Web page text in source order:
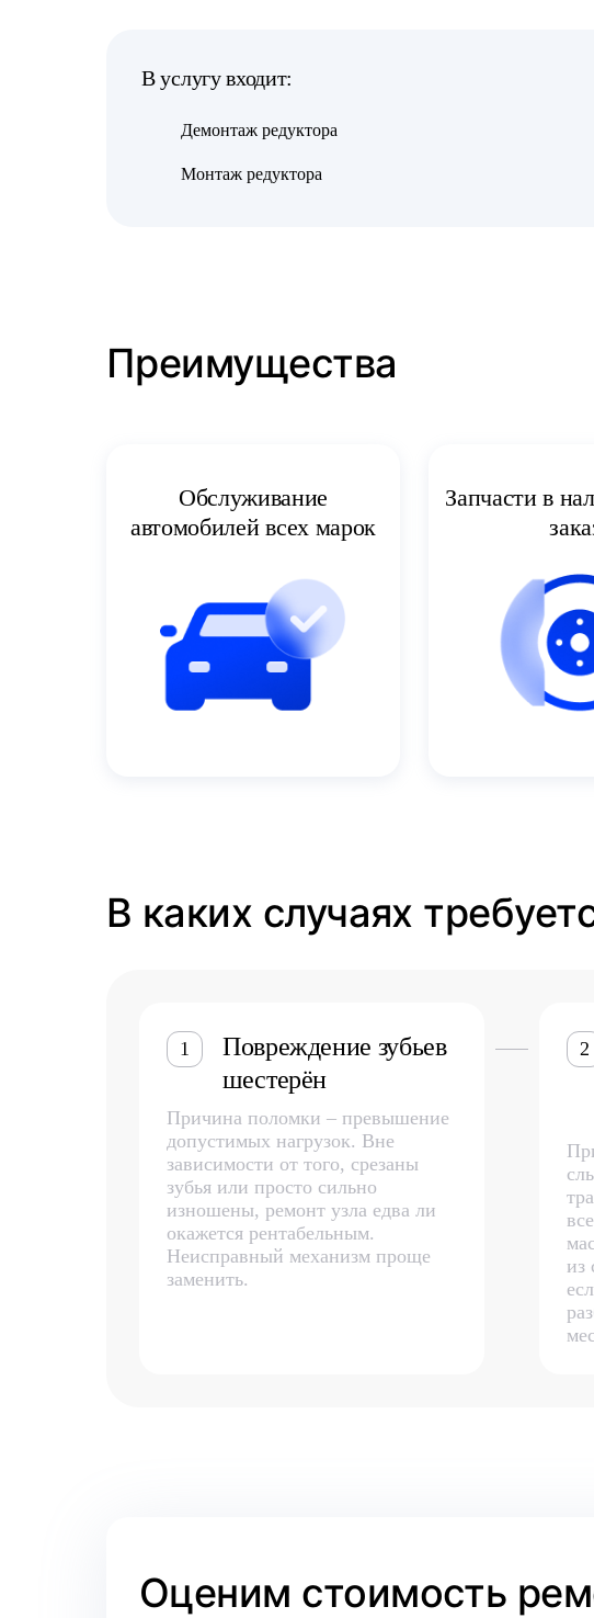
В услугу входит:
Демонтаж редуктора
Монтаж редуктора
Преимущества
Обслуживание
автомобилей всех марок
Запчасти в
В каких случаях
1
Повреждение зубьев
шестерён
Причина поломки – превышение
допустимых нагрузок. Вне
зависимости от того, срезаны
зубья или просто сильно
изношены, ремонт узла едва ли
окажется рентабельным.
Неисправный механизм проще
заменить.
2
из
Оценим стоимость